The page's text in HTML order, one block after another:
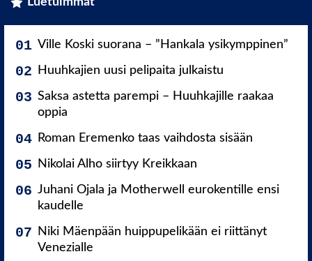
Ville Koski suorana – ”Hankala ysikymppinen”
Huuhkajien uusi pelipaita julkaistu
Saksa astetta parempi – Huuhkajille raakaa
oppia
Roman Eremenko taas vaihdosta sisään
Nikolai Alho siirtyy Kreikkaan
Juhani Ojala ja Motherwell eurokentille ensi
kaudelle
Niki Mäenpään huippupelikään ei riittänyt
Venezialle